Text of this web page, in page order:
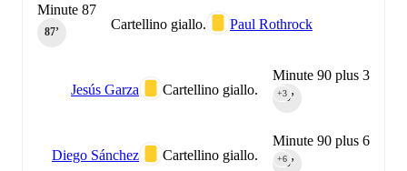
Cartellino giallo. Paul Rothrock
Minute 87
87‎’‎
Minute 90 plus 3
90‎’‎
+3
Cartellino giallo.
Jesús Garza
Minute 90 plus 6
90‎’‎
+6
Cartellino giallo.
Diego Sánchez